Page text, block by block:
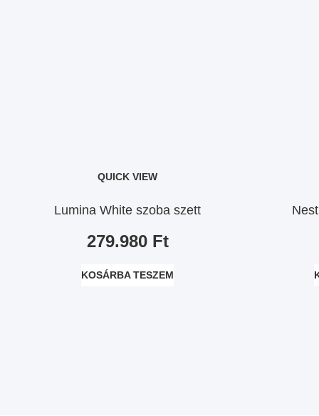
QUICK VIEW
Lumina White szoba szett
279.980 Ft
KOSÁRBA TESZEM